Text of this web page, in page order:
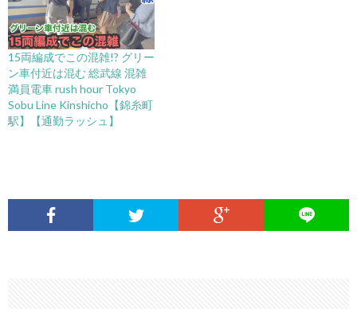
15両編成でこの混雑!? グリー
ン車付近は混む 総武線 混雑
満員電車 rush hour Tokyo
Sobu Line Kinshicho【錦糸町
駅】【通勤ラッシュ】